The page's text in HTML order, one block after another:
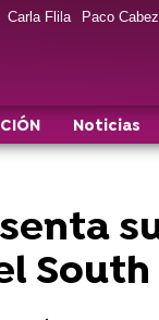
Carla Flila Paco
Noticias